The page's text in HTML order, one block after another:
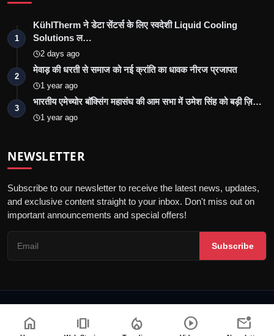
1
KühlTherm ने डेटा सेंटर्स के लिए स्वदेशी Liquid Cooling
Solutions ल…
2 days ago
2
मेवाड़ की धरती से समाज को नई क्रांति का धावक नीरज प्रजापत
1 year ago
3
भारतीय एमेच्योर बॉक्सिंग महासंघ की आम सभा में उमेश सिंह को बड़ी ज़ि…
1 year ago
NEWSLETTER
Subscribe to our newsletter to receive the latest news, updates,
and exclusive content straight to your inbox. Don't miss out on
important announcements and special offers!
Subscribe
संपादकीय नीतिनियम और शर्तें पीआर न्यूज़वायर
home amp_stories local_fire_department play_circle mark_email_unread